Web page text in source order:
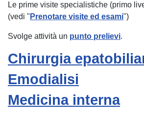
Le prime visite specialistiche (primo
(vedi " Prenotare visite ed esami")
Svolge attività un punto prelievi.
Chirurgia
Emodialisi
Medicina interna